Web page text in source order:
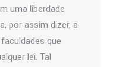
uma liberdade
por assim dizer, a
que
lei. Tal